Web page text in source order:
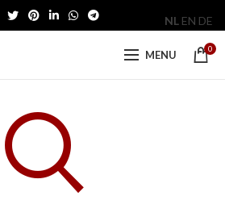
MENU 0
NL EN DE